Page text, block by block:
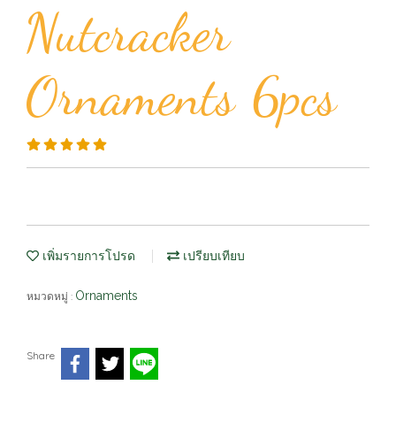
Nutcracker
Ornaments 6pcs
เพิ่มรายการโปรด เปรียบเทียบ
หมวดหมู่ : Ornaments
Share